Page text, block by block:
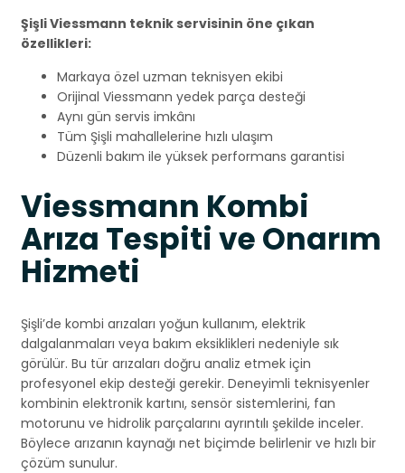
Şişli Viessmann teknik servisinin öne çıkan
özellikleri:
Markaya özel uzman teknisyen ekibi
Orijinal Viessmann yedek parça desteği
Aynı gün servis imkânı
Tüm Şişli mahallelerine hızlı ulaşım
Düzenli bakım ile yüksek performans garantisi
Viessmann Kombi
Arıza Tespiti ve Onarım
Hizmeti
Şişli’de kombi arızaları yoğun kullanım, elektrik
dalgalanmaları veya bakım eksiklikleri nedeniyle sık
görülür. Bu tür arızaları doğru analiz etmek için
profesyonel ekip desteği gerekir. Deneyimli teknisyenler
kombinin elektronik kartını, sensör sistemlerini, fan
motorunu ve hidrolik parçalarını ayrıntılı şekilde inceler.
Böylece arızanın kaynağı net biçimde belirlenir ve hızlı bir
çözüm sunulur.